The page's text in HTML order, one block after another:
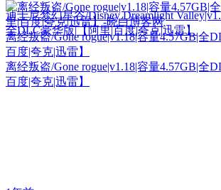
迪士尼梦幻星谷/Disney Dreamlight
全DLC豪华版|【阿里|百度|夸克|迅雷】
离经叛盗/Gone rogue|v1.18|容量4.57GB|全
百度|夸克|迅雷】
离经叛盗/Gone rogue|v1.18|容量4.57GB|全
百度|夸克|迅雷】